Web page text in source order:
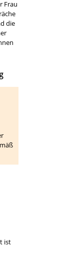
Frau
die
ist